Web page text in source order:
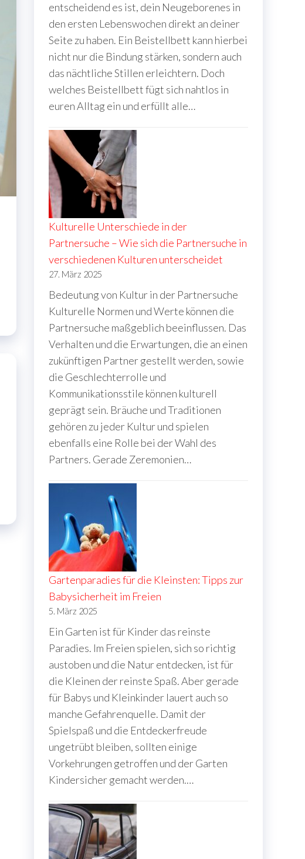
entscheidend es ist, dein Neugeborenes in
den ersten Lebenswochen direkt an deiner
Seite zu haben. Ein Beistellbett kann hierbei
nicht nur die Bindung stärken, sondern auch
das nächtliche Stillen erleichtern. Doch
welches Beistellbett fügt sich nahtlos in
euren Alltag ein und erfüllt alle…
Kulturelle Unterschiede in der
Partnersuche – Wie sich die Partnersuche in
verschiedenen Kulturen unterscheidet
27. März 2025
Bedeutung von Kultur in der Partnersuche
Kulturelle Normen und Werte können die
Partnersuche maßgeblich beeinflussen. Das
Verhalten und die Erwartungen, die an einen
zukünftigen Partner gestellt werden, sowie
die Geschlechterrolle und
Kommunikationsstile können kulturell
geprägt sein. Bräuche und Traditionen
gehören zu jeder Kultur und spielen
ebenfalls eine Rolle bei der Wahl des
Partners. Gerade Zeremonien…
Gartenparadies für die Kleinsten: Tipps zur
Babysicherheit im Freien
5. März 2025
Ein Garten ist für Kinder das reinste
Paradies. Im Freien spielen, sich so richtig
austoben und die Natur entdecken, ist für
die Kleinen der reinste Spaß. Aber gerade
für Babys und Kleinkinder lauert auch so
manche Gefahrenquelle. Damit der
Spielspaß und die Entdeckerfreude
ungetrübt bleiben, sollten einige
Vorkehrungen getroffen und der Garten
Kindersicher gemacht werden.…